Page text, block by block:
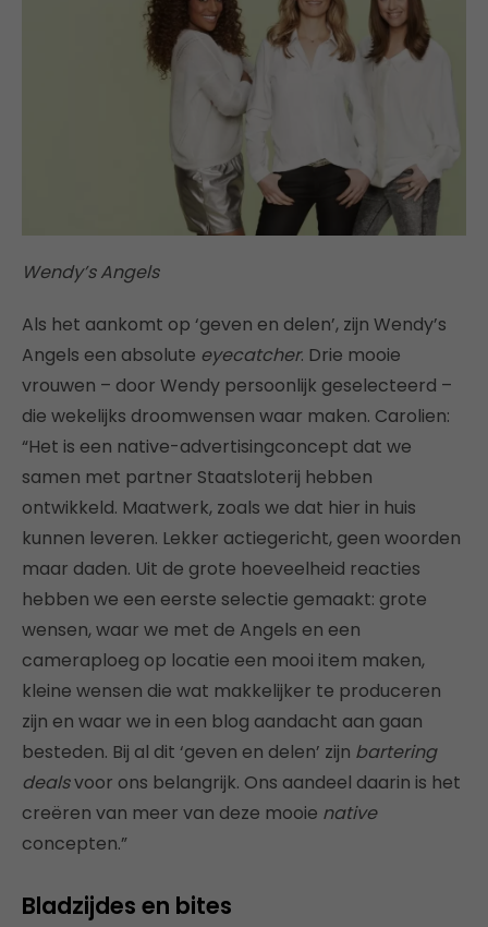
Wendy’s Angels
Als het aankomt op ‘geven en delen’, zijn Wendy’s
Angels een absolute eyecatcher. Drie mooie
vrouwen – door Wendy persoonlijk geselecteerd –
die wekelijks droomwensen waar maken. Carolien:
“Het is een native-advertisingconcept dat we
samen met partner Staatsloterij hebben
ontwikkeld. Maatwerk, zoals we dat hier in huis
kunnen leveren. Lekker actiegericht, geen woorden
maar daden. Uit de grote hoeveelheid reacties
hebben we een eerste selectie gemaakt: grote
wensen, waar we met de Angels en een
cameraploeg op locatie een mooi item maken,
kleine wensen die wat makkelijker te produceren
zijn en waar we in een blog aandacht aan gaan
besteden. Bij al dit ‘geven en delen’ zijn bartering
dealsvoor ons belangrijk. Ons aandeel daarin is het
creëren van meer van deze mooie native
concepten.”
Bladzijdes en bites